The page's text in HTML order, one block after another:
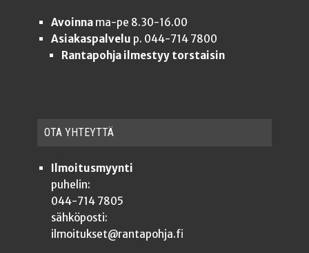
Avoinnama-pe 8.30-16.00
Asiakaspalvelu p. 044-714 7800
Rantapohja ilmestyy torstaisin
OTA YHTEYT­TÄ
Ilmoitusmyynti
puhelin:
044-714 7805
sähköposti:
ilmoitukset@rantapohja.fi